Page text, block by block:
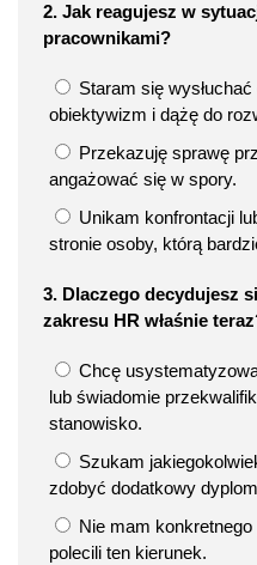
2. Jak reagujesz w
pracownikami?
Staram się
obiektywizm i dążę do
Przekazuję sprawę
angażować się w spory.
Unikam konfrontacji
stronie osoby, którą
3. Dlaczego decydujesz
zakresu HR właśnie
Chcę
lub świadomie
stanowisko.
Szukam
zdobyć dodatkowy
Nie mam
polecili ten kierunek.